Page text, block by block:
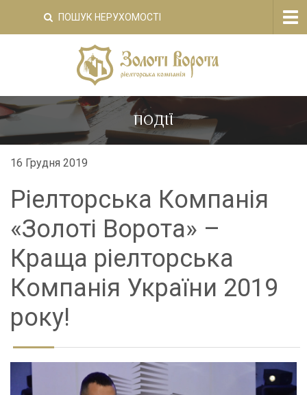
ПОШУК НЕРУХОМОСТІ
ПОДІЇ
16 Грудня 2019
Ріелторська Компанія
«Золоті Ворота» –
Краща ріелторська
Компанія України 2019
року!